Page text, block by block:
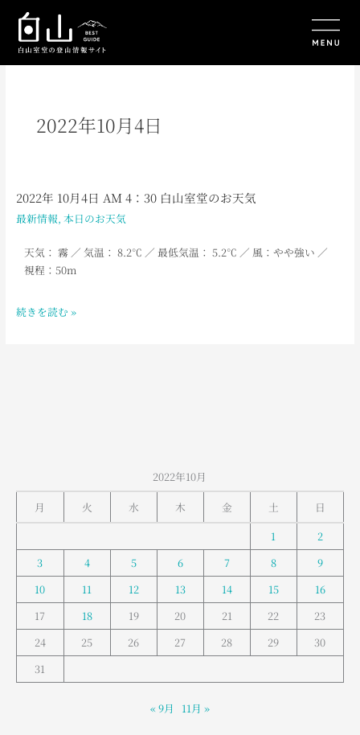
2022年10月4日
2022年 10月4日 AM 4：30 白山室堂のお天気
最新情報, 本日のお天気
天気： 霧 ／ 気温： 8.2℃ ／ 最低気温： 5.2℃ ／ 風：やや強い ／
視程：50m
2022
年
月
AM
続きを読む »
2022年10月
月
火 水 木 金 土
日
1
2
3
4 5 6 7 8
9
10
11 12 13 14 15
16
17
18 19 20 21 22
23
24
25 26 27 28 29
30
31
« 9月 11月 »